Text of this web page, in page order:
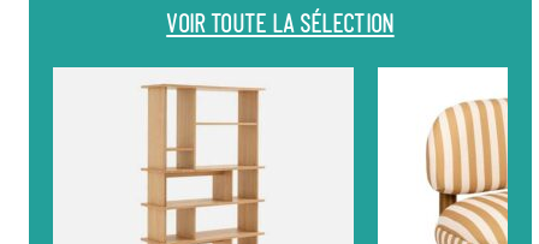
VOIR TOUTE LA SÉLECTION